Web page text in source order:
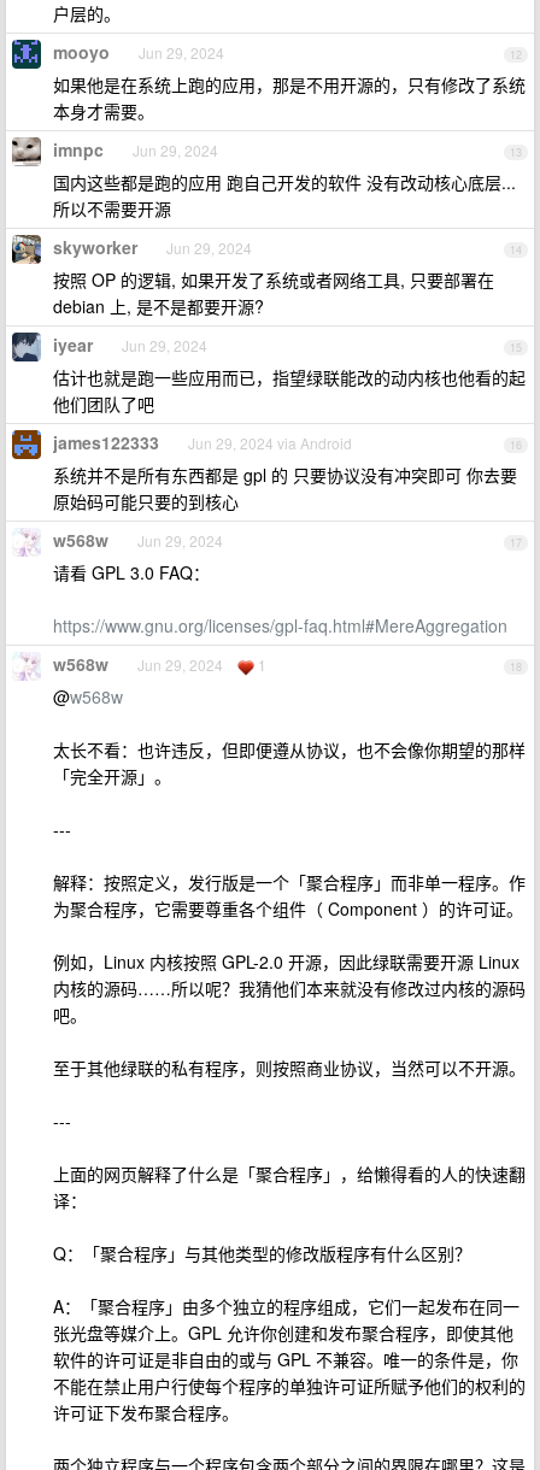
户层的。
12
mooyo Jun 29, 2024
如果他是在系统上跑的应用，那是不用开源的，只有修改了系统
本身才需要。
13
imnpc Jun 29, 2024
国内这些都是跑的应用 跑自己开发的软件 没有改动核心底层...
所以不需要开源
14
skyworker Jun 29, 2024
按照 OP 的逻辑, 如果开发了系统或者网络工具, 只要部署在
debian 上, 是不是都要开源?
15
iyear Jun 29, 2024
估计也就是跑一些应用而已，指望绿联能改的动内核也他看的起
他们团队了吧
16
james122333 Jun 29, 2024 via Android
系统并不是所有东西都是 gpl 的 只要协议没有冲突即可 你去要
原始码可能只要的到核心
17
w568w Jun 29, 2024
请看 GPL 3.0 FAQ：
https://www.gnu.org/licenses/gpl-faq.html#MereAggregation
18
w568w Jun 29, 2024 1
@w568w
太长不看：也许违反，但即便遵从协议，也不会像你期望的那样
「完全开源」。
---
解释：按照定义，发行版是一个「聚合程序」而非单一程序。作
为聚合程序，它需要尊重各个组件（ Component ）的许可证。
例如，Linux 内核按照 GPL-2.0 开源，因此绿联需要开源 Linux
内核的源码……所以呢？我猜他们本来就没有修改过内核的源码
吧。
至于其他绿联的私有程序，则按照商业协议，当然可以不开源。
---
上面的网页解释了什么是「聚合程序」，给懒得看的人的快速翻
译：
Q：「聚合程序」与其他类型的修改版程序有什么区别？
A：「聚合程序」由多个独立的程序组成，它们一起发布在同一
张光盘等媒介上。GPL 允许你创建和发布聚合程序，即使其他
软件的许可证是非自由的或与 GPL 不兼容。唯一的条件是，你
不能在禁止用户行使每个程序的单独许可证所赋予他们的权利的
许可证下发布聚合程序。
两个独立程序与一个程序包含两个部分之间的界限在哪里？这是